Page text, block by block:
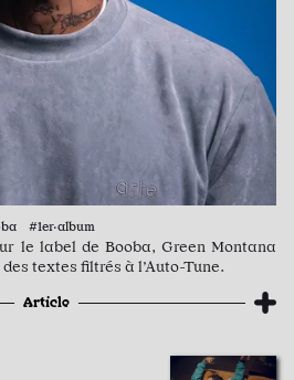
#1er·album
le label de Booba, Green Montana
textes filtrés à l’Auto-Tune.
Article